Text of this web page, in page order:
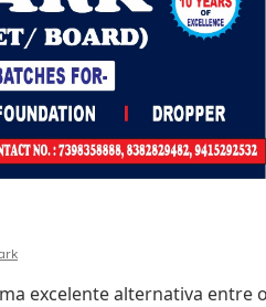
excelente alternativa